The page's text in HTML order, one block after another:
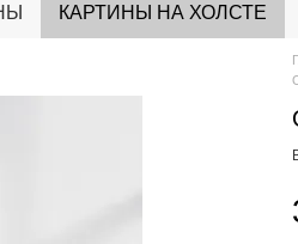
КАРТИНЫ НА ХОЛСТЕ